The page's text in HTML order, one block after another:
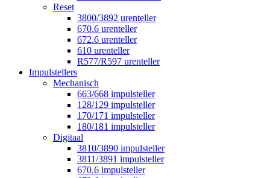
Reset
3800/3892 urenteller
670.6 urenteller
672.6 urenteller
610 urenteller
R577/R597 urenteller
Impulstellers
Mechanisch
663/668 impulsteller
128/129 impulsteller
170/171 impulsteller
180/181 impulsteller
Digitaal
3810/3890 impulsteller
3811/3891 impulsteller
670.6 impulsteller